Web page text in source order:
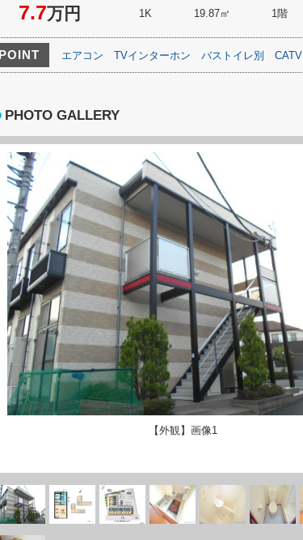
7.7万円 1K 19.87㎡ 1階
POINT エアコン TVインターホン バストイレ別 CATV
PHOTO GALLERY
【外観】画像1